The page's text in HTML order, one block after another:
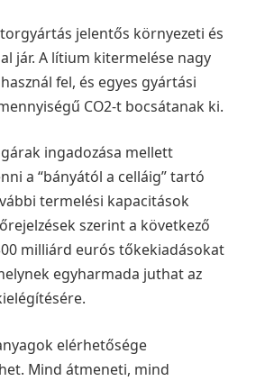
jelentős környezeti és
jár. A lítium kitermelése nagy
fel, és egyes gyártási
CO2-t bocsátanak ki.
ingadozása mellett
a “bányától a celláig” tartó
termelési kapacitások
szerint a következő
milliárd eurós tőkekiadásokat
egyharmada juthat az
elérhetősége
Mind átmeneti, mind